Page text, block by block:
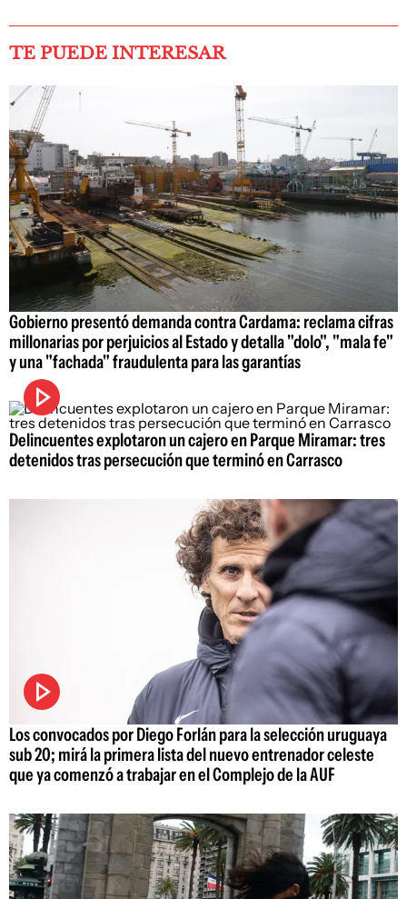
TE PUEDE INTERESAR
Gobierno presentó demanda contra Cardama: reclama cifras
millonarias por perjuicios al Estado y detalla "dolo", "mala fe"
y una "fachada" fraudulenta para las garantías
Delincuentes explotaron un cajero en Parque Miramar: tres
detenidos tras persecución que terminó en Carrasco
Los convocados por Diego Forlán para la selección uruguaya
sub 20; mirá la primera lista del nuevo entrenador celeste
que ya comenzó a trabajar en el Complejo de la AUF